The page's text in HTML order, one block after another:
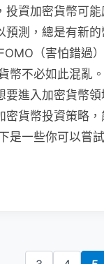
投資加密貨幣可
預測，總是有新
（害怕錯過
幣不必如此混亂
要進入加密貨幣
密貨幣投資策略
是一些你可以嘗